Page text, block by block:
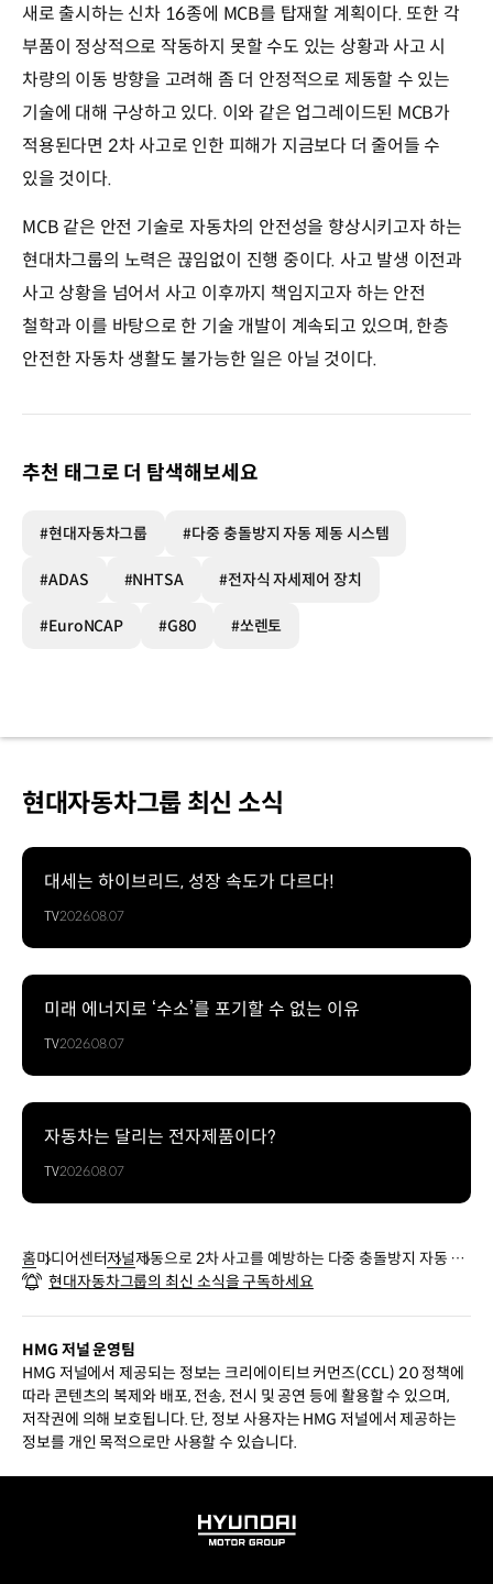
새로 출시하는 신차 16종에 MCB를 탑재할 계획이다. 또한 각
부품이 정상적으로 작동하지 못할 수도 있는 상황과 사고 시
차량의 이동 방향을 고려해 좀 더 안정적으로 제동할 수 있는
기술에 대해 구상하고 있다. 이와 같은 업그레이드된 MCB가
적용된다면 2차 사고로 인한 피해가 지금보다 더 줄어들 수
있을 것이다.
MCB 같은 안전 기술로 자동차의 안전성을 향상시키고자 하는
현대차그룹의 노력은 끊임없이 진행 중이다. 사고 발생 이전과
사고 상황을 넘어서 사고 이후까지 책임지고자 하는 안전
철학과 이를 바탕으로 한 기술 개발이 계속되고 있으며, 한층
안전한 자동차 생활도 불가능한 일은 아닐 것이다.
추천 태그로 더 탐색해보세요
#현대자동차그룹 #다중 충돌방지 자동 제동 시스템
#ADAS #NHTSA #전자식 자세제어 장치
#EuroNCAP #G80 #쏘렌토
현대자동차그룹 최신 소식
대세는 하이브리드, 성장 속도가 다르다!
TV2026.08.07
미래 에너지로 ‘수소’를 포기할 수 없는 이유
TV2026.08.07
자동차는 달리는 전자제품이다?
TV2026.08.07
홈미디어센터저널제동으로 2차 사고를 예방하는 다중 충돌방지 자동 제
동 시스템
현대자동차그룹의 최신 소식을 구독하세요
HMG 저널 운영팀
HMG 저널에서 제공되는 정보는 크리에이티브 커먼즈(CCL) 2.0 정책에
따라 콘텐츠의 복제와 배포, 전송, 전시 및 공연 등에 활용할 수 있으며,
저작권에 의해 보호됩니다. 단, 정보 사용자는 HMG 저널에서 제공하는
정보를 개인 목적으로만 사용할 수 있습니다.
HYUNDAI